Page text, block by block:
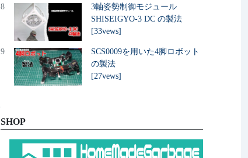
8
3軸姿勢制御モジュール
SHISEIGYO-3 DC の製法
[33vews]
9
SCS0009を用いた4脚ロボット
の製法
[27vews]
SHOP